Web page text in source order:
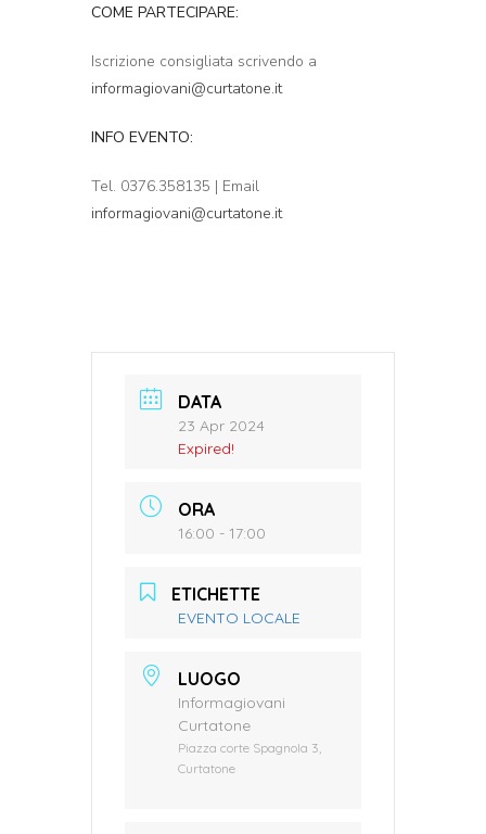
COME PARTECIPARE:
Iscrizione consigliata scrivendo a
informagiovani@curtatone.it
INFO EVENTO:
Tel. 0376.358135 | Email
informagiovani@curtatone.it
DATA
23 Apr 2024
Expired!
ORA
16:00 - 17:00
ETICHETTE
EVENTO LOCALE
LUOGO
Informagiovani
Curtatone
Piazza corte Spagnola 3,
Curtatone